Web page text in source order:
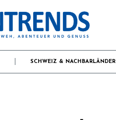
SCHWEIZ & NACHBARLÄNDER